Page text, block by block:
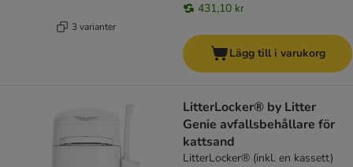
3 varianter
431,10 kr
Lägg till i varukorg
LitterLocker® by Litter
Genie avfallsbehållare för
kattsand
LitterLocker® (inkl. en kassett)